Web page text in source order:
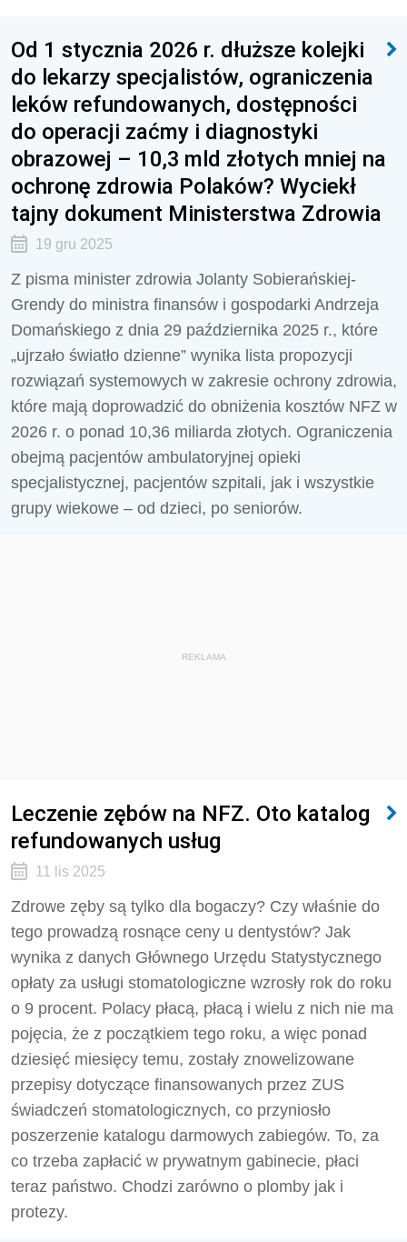
Od 1 stycznia 2026 r. dłuższe kolejki
do lekarzy specjalistów, ograniczenia
leków refundowanych, dostępności
do operacji zaćmy i diagnostyki
obrazowej – 10,3 mld złotych mniej na
ochronę zdrowia Polaków? Wyciekł
tajny dokument Ministerstwa Zdrowia
19 gru 2025
Z pisma minister zdrowia Jolanty Sobierańskiej-
Grendy do ministra finansów i gospodarki Andrzeja
Domańskiego z dnia 29 października 2025 r., które
„ujrzało światło dzienne” wynika lista propozycji
rozwiązań systemowych w zakresie ochrony zdrowia,
które mają doprowadzić do obniżenia kosztów NFZ w
2026 r. o ponad 10,36 miliarda złotych. Ograniczenia
obejmą pacjentów ambulatoryjnej opieki
specjalistycznej, pacjentów szpitali, jak i wszystkie
grupy wiekowe – od dzieci, po seniorów.
REKLAMA
Leczenie zębów na NFZ. Oto katalog
refundowanych usług
11 lis 2025
Zdrowe zęby są tylko dla bogaczy? Czy właśnie do
tego prowadzą rosnące ceny u dentystów? Jak
wynika z danych Głównego Urzędu Statystycznego
opłaty za usługi stomatologiczne wzrosły rok do roku
o 9 procent. Polacy płacą, płacą i wielu z nich nie ma
pojęcia, że z początkiem tego roku, a więc ponad
dziesięć miesięcy temu, zostały znowelizowane
przepisy dotyczące finansowanych przez ZUS
świadczeń stomatologicznych, co przyniosło
poszerzenie katalogu darmowych zabiegów. To, za
co trzeba zapłacić w prywatnym gabinecie, płaci
teraz państwo. Chodzi zarówno o plomby jak i
protezy.